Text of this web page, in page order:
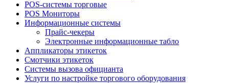
POS-системы торговые
POS Мониторы
Информационные системы
Прайс-чекеры
Электронные информационные табло
Аппликаторы этикеток
Смотчики этикеток
Системы вызова официанта
Услуги по настройке торгового оборудования